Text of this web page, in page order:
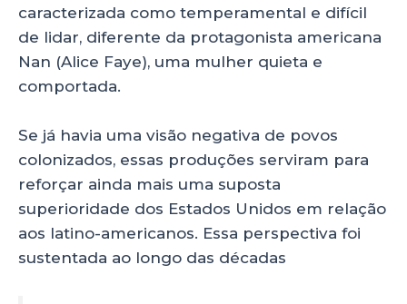
caracterizada como temperamental e difícil
de lidar, diferente da protagonista americana
Nan (Alice Faye), uma mulher quieta e
comportada.
Se já havia uma visão negativa de povos
colonizados, essas produções serviram para
reforçar ainda mais uma suposta
superioridade dos Estados Unidos em relação
aos latino-americanos. Essa perspectiva foi
sustentada ao longo das décadas